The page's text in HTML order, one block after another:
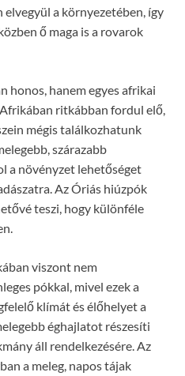
a környezetében, így
ő maga is a rovarok
honos, hanem egyes afrikai
ritkábban fordul elő,
mégis találkozhatunk
szárazabb
a növényzet lehetőséget
Az Óriás hiúzpók
teszi, hogy különféle
viszont nem
pókkal, mivel ezek a
klímát és élőhelyet a
éghajlatot részesíti
áll rendelkezésére. Az
a meleg, napos tájak